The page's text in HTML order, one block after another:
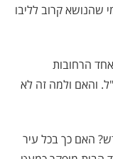
שהנושא קרוב לליבו
הרחובות
והאם ולמה זה לא
האם כך בכל עיר